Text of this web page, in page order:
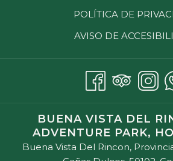
• Formación profesional en
• Certificaciones en seguridad y
• Conocimiento profundo del
entorno volcánico
• Vocación por compartir,
POLÍTICA DE
AVISO DE
BUENA VISTA DEL
ADVENTURE PARK,
Buena Vista Del Rincon,